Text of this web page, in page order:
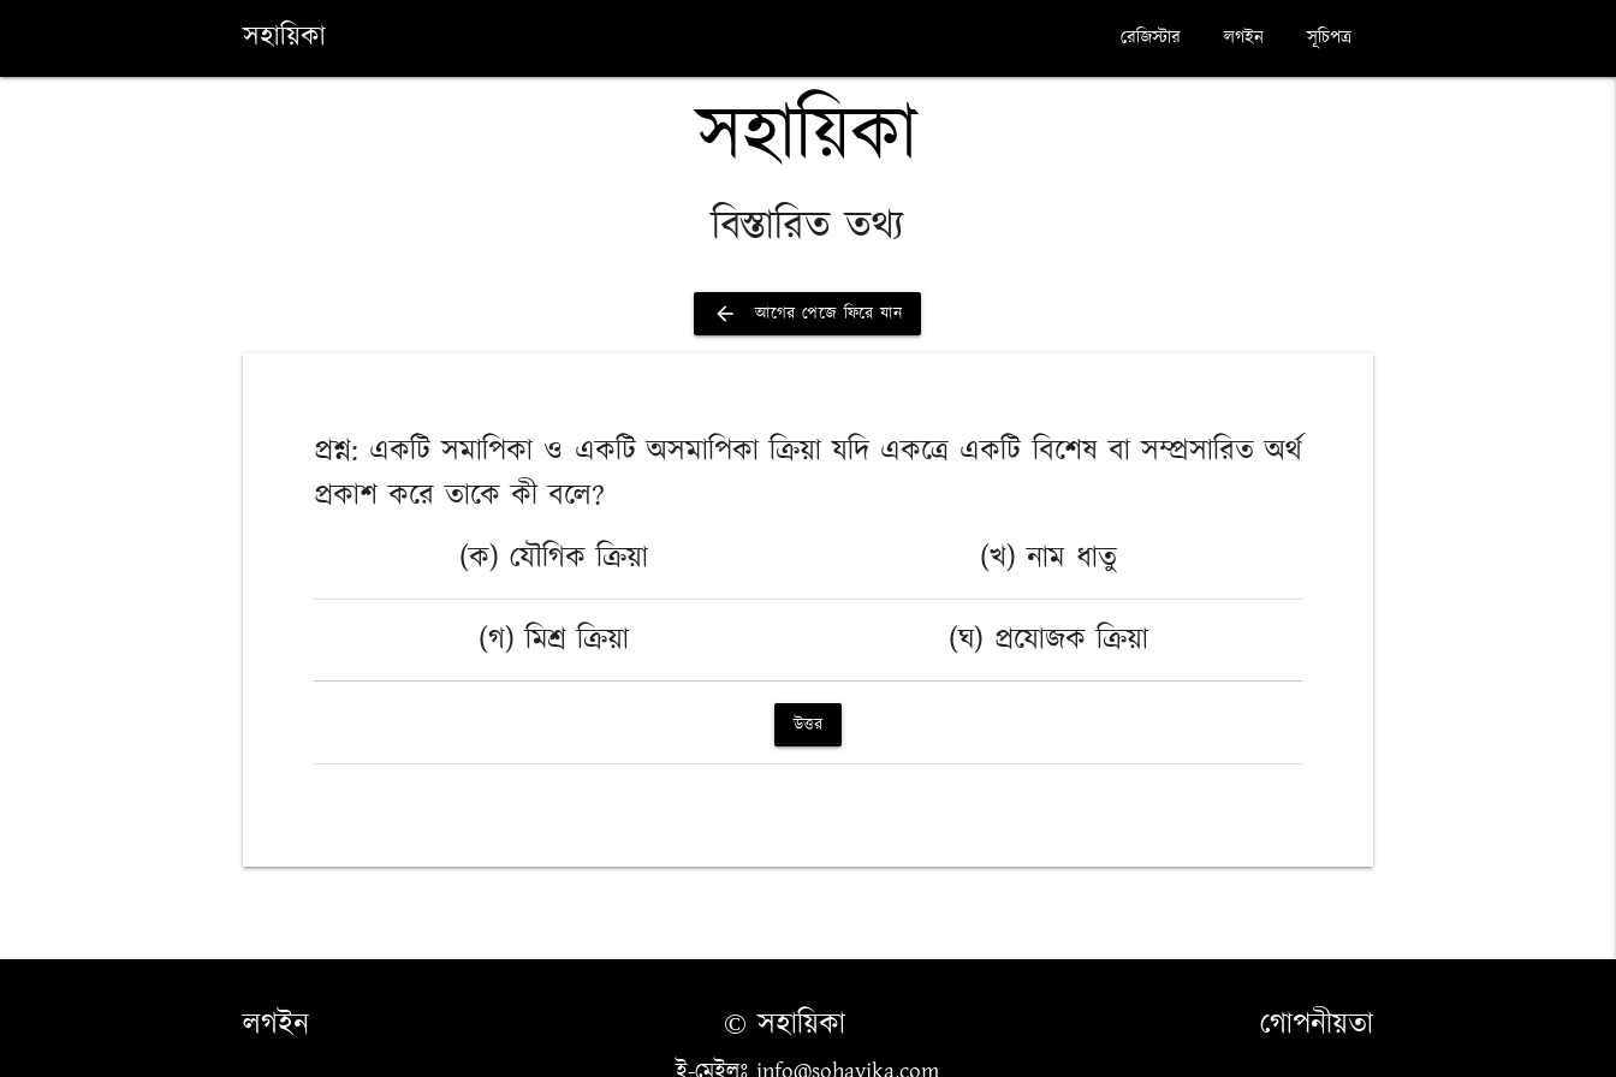
সহায়িকা সূচিপত্র
লগইন
রেজিস্টার
সহায়িকা
বিস্তারিত তথ্য
arrow_back আগের পেজে ফিরে যান
প্রশ্ন: একটি সমাপিকা ও একটি অসমাপিকা ক্রিয়া যদি একত্রে একটি বিশেষ বা সম্প্রসারিত অর্থ
প্রকাশ করে তাকে কী বলে?
(ক) যৌগিক ক্রিয়া
(খ) নাম ধাতু
(গ) মিশ্র ক্রিয়া
(ঘ) প্রযোজক ক্রিয়া
উত্তর
লগইন গোপনীয়তা
© সহায়িকা